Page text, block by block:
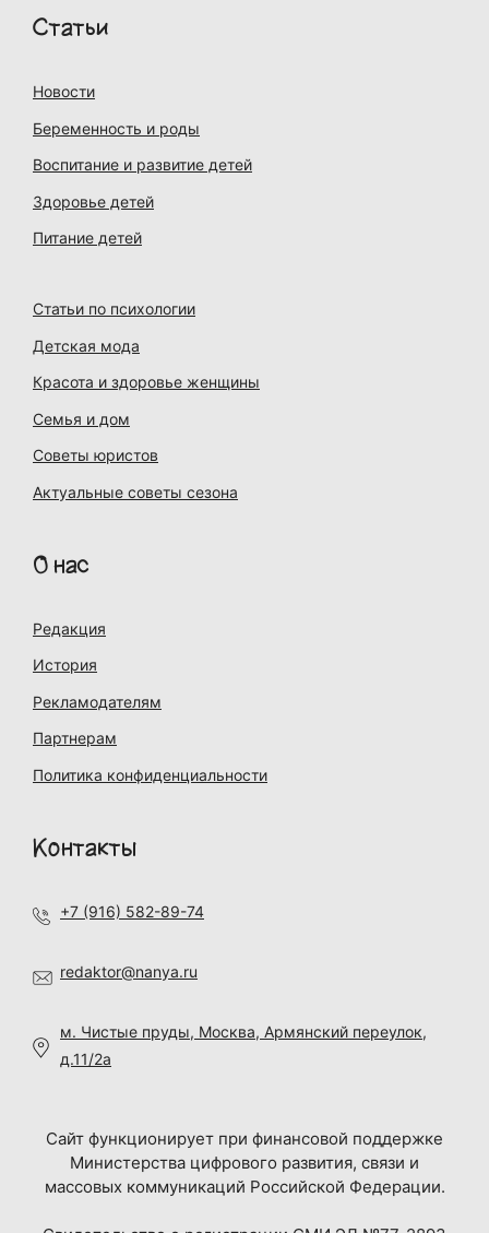
Статьи
Новости
Беременность и роды
Воспитание и развитие детей
Здоровье детей
Питание детей
Статьи по психологии
Детская мода
Красота и здоровье женщины
Семья и дом
Советы юристов
Актуальные советы сезона
О нас
Редакция
История
Рекламодателям
Партнерам
Политика конфиденциальности
Контакты
+7 (916) 582-89-74
redaktor@nanya.ru
м. Чистые пруды, Москва, Армянский переулок,
д.11/2а
Сайт функционирует при финансовой поддержке
Министерства цифрового развития, связи и
массовых коммуникаций Российской Федерации.